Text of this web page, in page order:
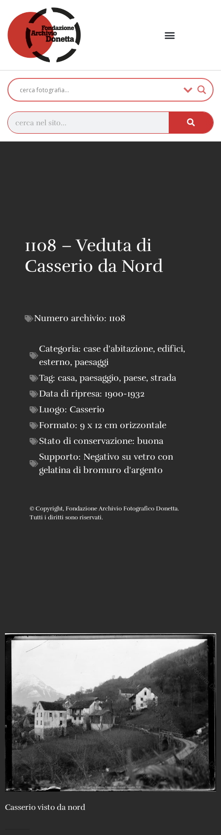
Casserio visto da nord
1108 – Veduta di
Casserio da Nord
Numero archivio: 1108
Categoria: case d'abitazione, edifici,
esterno, paesaggi
Tag: casa, paesaggio, paese, strada
Data di ripresa: 1900-1932
Luogo: Casserio
Formato: 9 x 12 cm orizzontale
Stato di conservazione: buona
Supporto: Negativo su vetro con
gelatina di bromuro d'argento
© Copyright, Fondazione Archivio Fotografico Donetta.
Tutti i diritti sono riservati.